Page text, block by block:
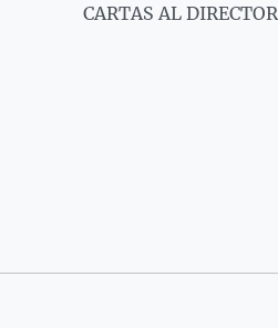
CARTAS AL DIRECTOR